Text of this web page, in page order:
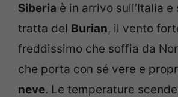
Siberia è in arrivo sull’Italia e
tratta del Burian, il vento
freddissimo che soffia da
che porta con sé vere e
neve. Le temperature